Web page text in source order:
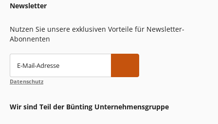
Newsletter
Nutzen Sie unsere exklusiven Vorteile für Newsletter-
Abonnenten
E-Mail-Adresse
Datenschutz
Wir sind Teil der Bünting Unternehmensgruppe